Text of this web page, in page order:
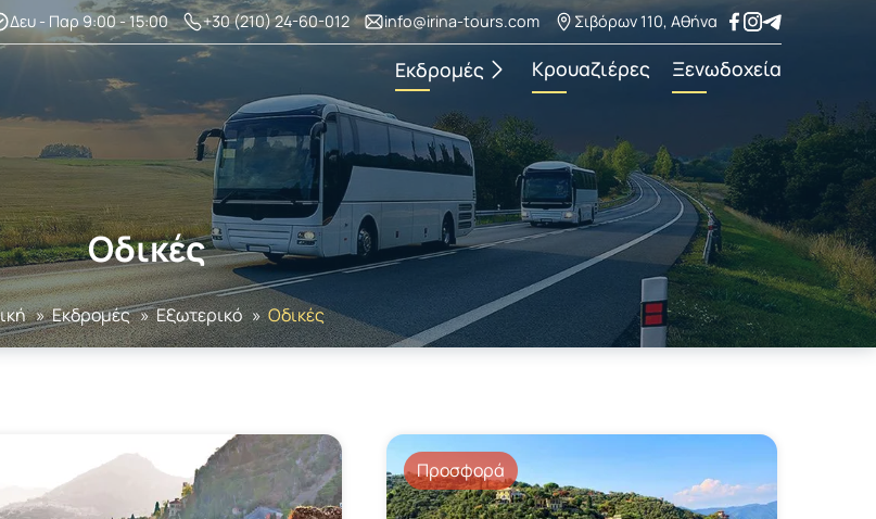
Δευ - Παρ 9:00 - 15:00 +30 (210) 24-60-012 info@irina-tours.com Σιβόρων 110, Αθήνα
Εκδρομές Κρουαζιέρες Ξενωδοχεία
Οδικές
»Εκδρομές»Εξωτερικό»Οδικές
Προσφορά